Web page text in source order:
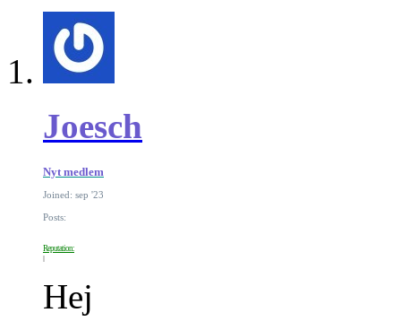
Joesch
Nyt medlem
Joined: sep '23
Posts:
Reputation:
Hej